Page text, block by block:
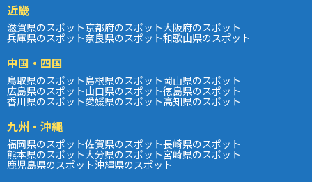
近畿
滋賀県のスポット京都府のスポット大阪府のスポット
兵庫県のスポット奈良県のスポット和歌山県のスポット
中国・四国
鳥取県のスポット島根県のスポット岡山県のスポット
広島県のスポット山口県のスポット徳島県のスポット
香川県のスポット愛媛県のスポット高知県のスポット
九州・沖縄
福岡県のスポット佐賀県のスポット長崎県のスポット
熊本県のスポット大分県のスポット宮崎県のスポット
鹿児島県のスポット沖縄県のスポット